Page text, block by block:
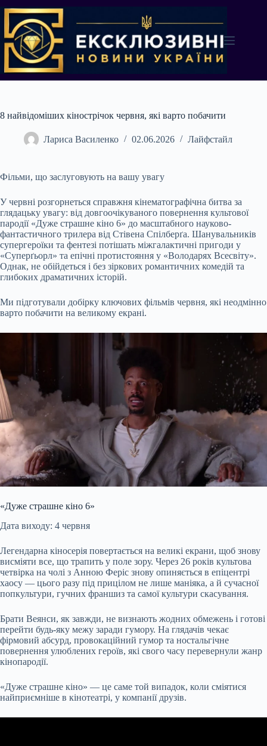
до
вмісту
8 найвідоміших кінострічок червня, які варто побачити
Лариса Василенко 02.06.2026 Лайфстайл
Фільми, що заслуговують на вашу увагу
У червні розгорнеться справжня кінематографічна битва за
глядацьку увагу: від довгоочікуваного повернення культової
пародії «Дуже страшне кіно 6» до масштабного науково-
фантастичного трилера від Стівена Спілберґа. Шанувальників
супергероїки та фентезі потішать міжгалактичні пригоди у
«Суперґьорл» та епічні протистояння у «Володарях Всесвіту».
Однак, не обійдеться і без зіркових романтичних комедій та
глибоких драматичних історій.
Ми підготували добірку ключових фільмів червня, які неодмінно
варто побачити на великому екрані.
«Дуже страшне кіно 6»
Дата виходу: 4 червня
Легендарна кіносерія повертається на великі екрани, щоб знову
висміяти все, що трапить у поле зору. Через 26 років культова
четвірка на чолі з Анною Феріс знову опиняється в епіцентрі
хаосу — цього разу під прицілом не лише маніяка, а й сучасної
попкультури, гучних франшиз та самої культури скасування.
Брати Веянси, як завжди, не визнають жодних обмежень і готові
перейти будь-яку межу заради гумору. На глядачів чекає
фірмовий абсурд, провокаційний гумор та ностальгічне
повернення улюблених героїв, які свого часу перевернули жанр
кінопародії.
«Дуже страшне кіно» — це саме той випадок, коли сміятися
найприємніше в кінотеатрі, у компанії друзів.